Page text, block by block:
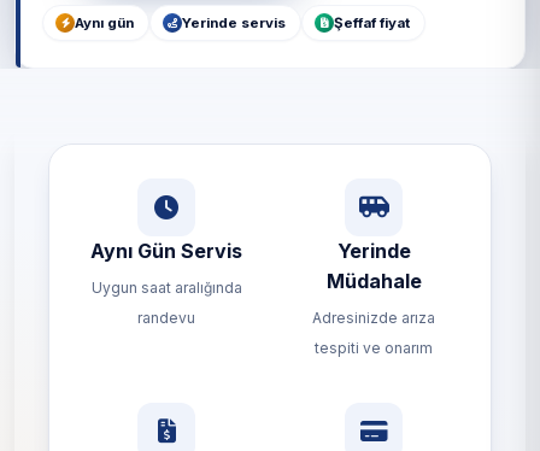
Aynı gün Yerinde servis Şeffaf fiyat
Aynı Gün Servis
Uygun saat aralığında
randevu
Yerinde
Müdahale
Adresinizde arıza
tespiti ve onarım